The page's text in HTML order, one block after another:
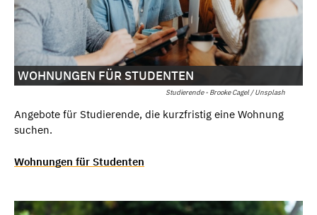
Studierende - Brooke Cagel / Unsplash
WOHNUNGEN FÜR STUDENTEN
Angebote für Studierende, die kurzfristig eine Wohnung
suchen.
Wohnungen für Studenten